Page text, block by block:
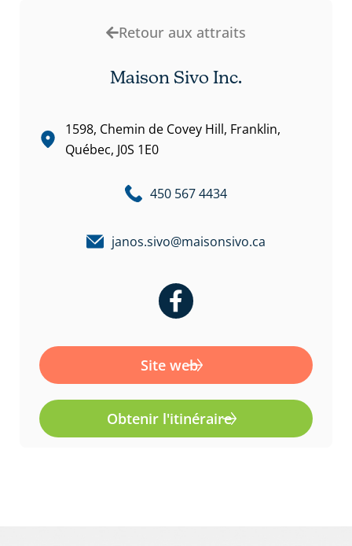
Retour aux attraits
Maison Sivo Inc.
1598, Chemin de Covey Hill, Franklin,
Québec, J0S 1E0
450 567 4434
janos.sivo@maisonsivo.ca
F
a
e
b
o
o
Site web
Obtenir l'itinéraire